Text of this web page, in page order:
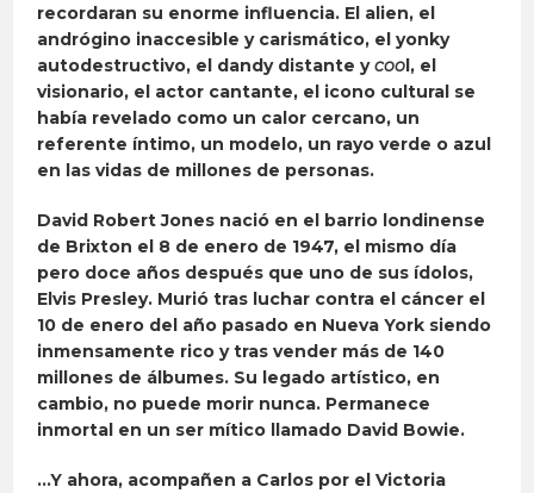
recordaran su enorme influencia. El alien, el
andrógino inaccesible y carismático, el yonky
autodestructivo, el dandy distante ycool, el
visionario, el actor cantante, el icono cultural se
había revelado como un calor cercano, un
referente íntimo, un modelo, un rayo verde o azul
en las vidas de millones de personas.
David Robert Jones nació en el barrio londinense
de Brixton el 8 de enero de 1947, el mismo día
pero doce años después que uno de sus ídolos,
Elvis Presley. Murió tras luchar contra el cáncer el
10 de enero del año pasado en Nueva York siendo
inmensamente rico y tras vender más de 140
millones de álbumes. Su legado artístico, en
cambio, no puede morir nunca. Permanece
inmortal en un ser mítico llamado David Bowie.
…Y ahora, acompañen a Carlos por el Victoria